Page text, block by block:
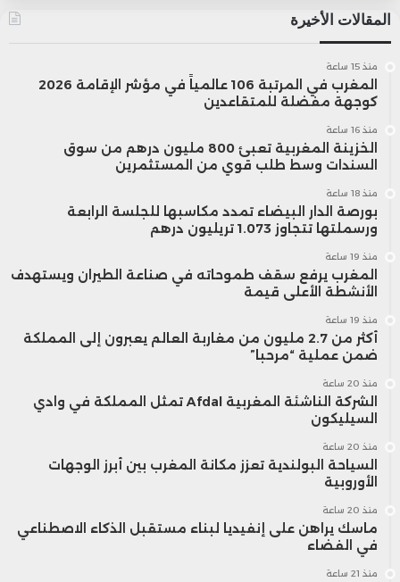
المخزونات المتاحة، ما دفع بورصة لندن
للمعادن إلى فرض قواعد جديدة تلزم
المتداولين ذوي المراكز الكبيرة بإعادة إقراض
العقود الآجلة بأسعار فائدة محددة.
وعلى صعيد التداولات، ارتفعت عقود
مكاسبها في السوق وسط طلب متزايد على
المعدن.
المقالات الأخيرة
منذ 15 ساعة
المغرب في المرتبة 106 عالمياً في مؤشر الإقامة 2026
كوجهة مفضلة للمتقاعدين
منذ 16 ساعة
الخزينة المغربية تعبئ 800 مليون درهم من سوق
السندات وسط طلب قوي من المستثمرين
منذ 18 ساعة
بورصة الدار البيضاء تمدد مكاسبها للجلسة الرابعة
ورسملتها تتجاوز 1.073 تريليون درهم
منذ 19 ساعة
المغرب يرفع سقف طموحاته في صناعة الطيران ويستهدف
الأنشطة الأعلى قيمة
منذ 19 ساعة
أكثر من 2.7 مليون من مغاربة العالم يعبرون إلى المملكة
ضمن عملية “مرحبا”
منذ 20 ساعة
الشركة الناشئة المغربية Afdal تمثل المملكة في وادي
السيليكون
منذ 20 ساعة
السياحة البولندية تعزز مكانة المغرب بين أبرز الوجهات
الأوروبية
منذ 20 ساعة
ماسك يراهن على إنفيديا لبناء مستقبل الذكاء الاصطناعي
في الفضاء
منذ 21 ساعة